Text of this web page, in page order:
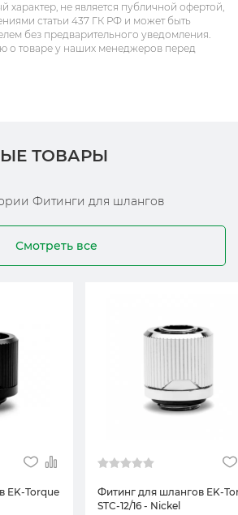
характер, не является публичной офертой,
статьи 437 ГК РФ и может быть
без предварительного уведомления.
о товаре у наших менеджеров перед
ТОВАРЫ
Фитинги для шлангов
Смотреть все
EK-Torque
Фитинг для шлангов EK-
STC-12/16 - Nickel